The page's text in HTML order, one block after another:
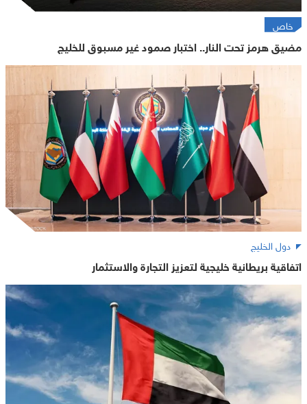
خاص
مضيق هرمز تحت النار.. اختبار صمود غير مسبوق للخليج
دول الخليج
اتفاقية بريطانية خليجية لتعزيز التجارة والاستثمار